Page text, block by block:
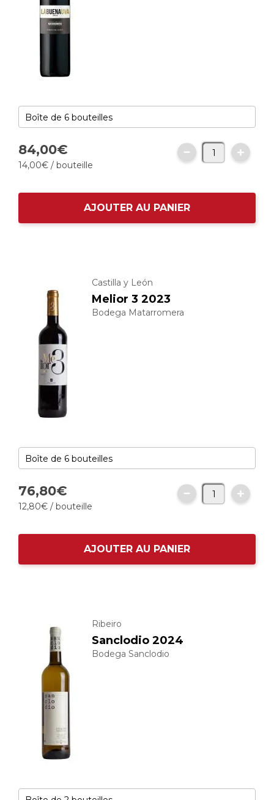
84,00€
14,00€ / bouteille
AJOUTER AU PANIER
Castilla y León
Melior 3 2023
Bodega Matarromera
76,80€
12,80€ / bouteille
AJOUTER AU PANIER
Ribeiro
Sanclodio 2024
Bodega Sanclodio